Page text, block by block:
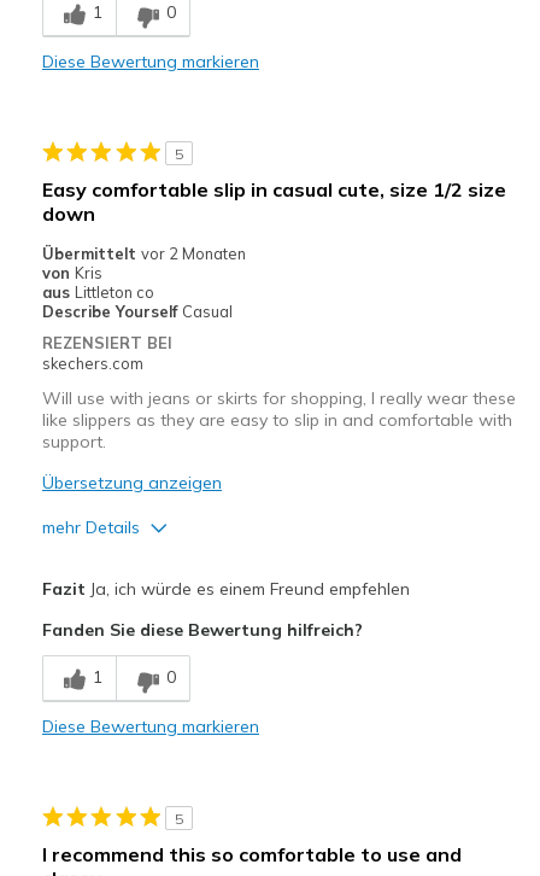
Stylish
Casual Wear
Travel
Width
Feels true to width
Sizing
View On Shoes
1 0
Diese Bewertung markieren
5
Easy comfortable slip in casual cute, size 1/2 size
down
Übermittelt vor 2 Monaten
von Kris
aus Littleton co
Describe Yourself Casual
REZENSIERT BEI
skechers.com
Will use with jeans or skirts for shopping, I really wear these
like slippers as they are easy to slip in and comfortable with
support.
Übersetzung anzeigen
mehr Details
Breathe Well
Comfortable
Geeignete Verwendung
Fazit Ja, ich würde es einem Freund empfehlen
Fanden Sie diese Bewertung hilfreich?
1 0
Diese Bewertung markieren
5
I recommend this so comfortable to use and